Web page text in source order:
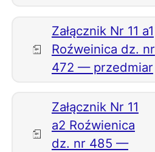
Załącznik Nr 11 a1
Roźweinica dz. nr
472 — przedmiar
Załącznik Nr 11
a2 Roźwienica
dz. nr 485 —